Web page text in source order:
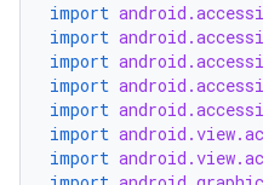
import
import
import
import
import
import
import